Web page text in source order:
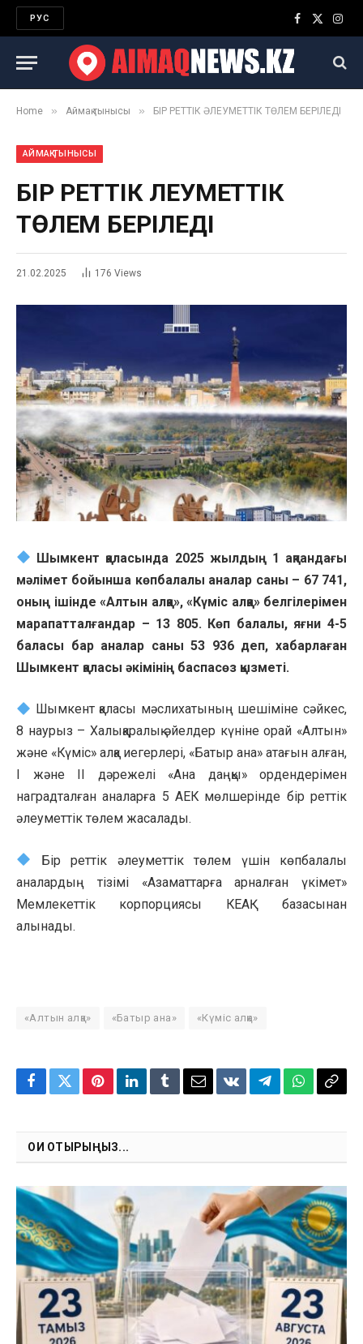
РУС
Facebook
X
Home » Аймақ тынысы » БІР РЕТТІК ӘЛЕУМЕТТІК ТӨЛЕМ БЕРІЛЕДІ
АЙМАҚ ТЫНЫСЫ
БІР РЕТТІК ӘЛЕУМЕТТІК
ТӨЛЕМ БЕРІЛЕДІ
21.02.2025 176 Views
Шымкент қаласында 2025 жылдың 1 ақпандағы
мәлімет бойынша көпбалалы аналар саны – 67 741,
оның ішінде «Алтын алқа», «Күміс алқа» белгілерімен
марапатталғандар – 13 805. Көп балалы, яғни 4-5
баласы бар аналар саны 53 936 деп, хабарлаған
Шымкент қаласы әкімінің баспасөз қызметі.
Шымкент қаласы мәслихатының шешіміне сәйкес,
8 наурыз – Халықаралық әйелдер күніне орай «Алтын»
және «Күміс» алқа иегерлері, «Батыр ана» атағын алған,
І және ІІ дәрежелі «Ана даңқы» ордендерімен
наградталған аналарға 5 АЕК мөлшерінде бір реттік
әлеуметтік төлем жасалады.
Бір реттік әлеуметтік төлем үшін көпбалалы
аналардың тізімі «Азаматтарға арналған үкімет»
Мемлекеттік корпорциясы КЕАҚ базасынан
алынады.
«Алтын алқа» «Батыр ана» «Күміс алқа»
Facebook
TwitterPinterestLinkedInTumblrEmailVKontakte
TelegramWhatsApp
Copy
ОҚИ ОТЫРЫҢЫЗ...